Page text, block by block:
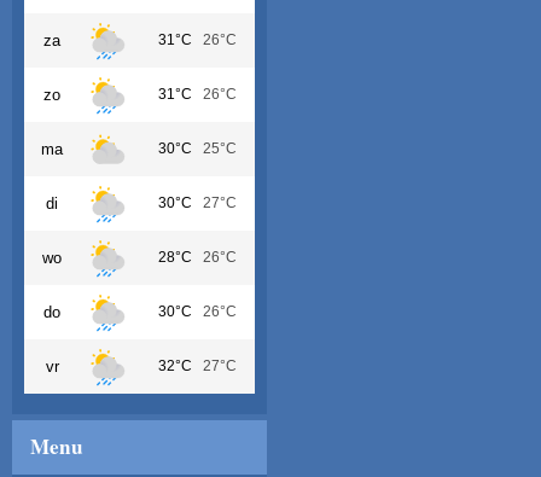
za 31°C 26°C
zo 31°C 26°C
ma 30°C 25°C
di 30°C 27°C
wo 28°C 26°C
do 30°C 26°C
vr 32°C 27°C
Menu